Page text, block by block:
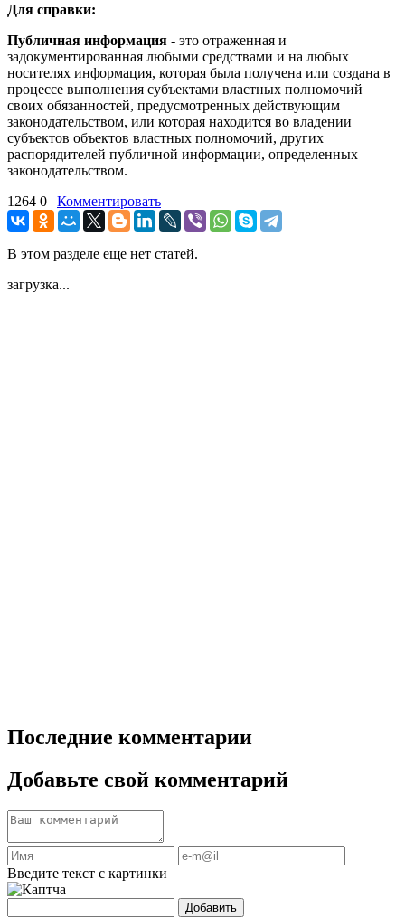
Для справки:
Публичная информация - это отраженная и
задокументированная любыми средствами и на любых
носителях информация, которая была получена или создана в
процессе выполнения субъектами властных полномочий
своих обязанностей, предусмотренных действующим
законодательством, или которая находится во владении
субъектов объектов властных полномочий, других
распорядителей публичной информации, определенных
законодательством.
1264 0 | Комментировать
В этом разделе еще нет статей.
загрузка...
Последние комментарии
Добавьте свой комментарий
Введите текст с картинки
Добавить